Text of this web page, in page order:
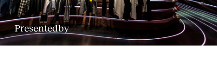
About
Presentedby